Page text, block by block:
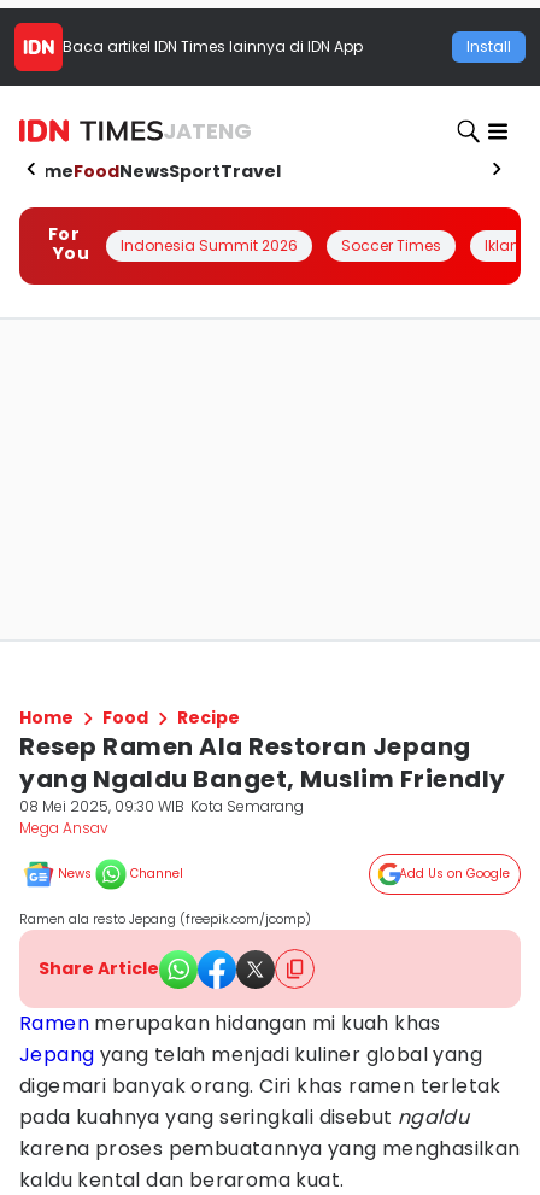
Baca artikel IDN Times lainnya di IDN App Install
JATENG
HomeFoodNewsSportTravel
For
You
Indonesia Summit 2026 Soccer Times Iklanin
Home Food Recipe
Resep Ramen Ala Restoran Jepang
yang Ngaldu Banget, Muslim Friendly
08 Mei 2025, 09:30 WIB Kota Semarang
Mega Ansav
News Channel Add Us on Google
Ramen ala resto Jepang (freepik.com/jcomp)
Share Article
Ramen merupakan hidangan mi kuah khas
Jepang yang telah menjadi kuliner global yang
digemari banyak orang. Ciri khas ramen terletak
pada kuahnya yang seringkali disebut ngaldu
karena proses pembuatannya yang menghasilkan
kaldu kental dan beraroma kuat.